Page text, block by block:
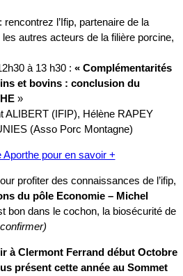
: rencontrez l’Ifip, partenaire de la
autres acteurs de la filière porcine,
à 13 h30 : « Complémentarités
et bovins : conclusion du
»
ALIBERT (IFIP), Hélène RAPEY
(Asso Porc Montagne)
pour en savoir +
profiter des connaissances de l’ifip,
du pôle Economie – Michel
bon dans le cochon, la biosécurité de
à Clermont Ferrand début Octobre
présent cette année au Sommet